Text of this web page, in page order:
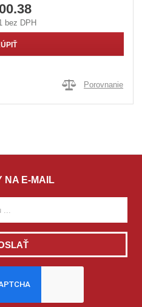
bez DPH
Porovnanie
NA E-MAIL